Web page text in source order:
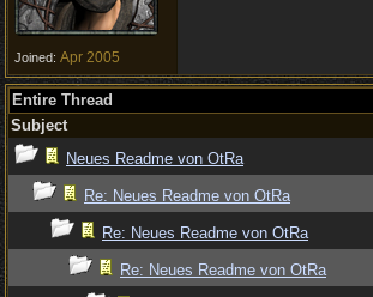
Joined: Apr 2005
Entire Thread
Subject
Neues Readme von OtRa
Re: Neues Readme von OtRa
Re: Neues Readme von OtRa
Re: Neues Readme von OtRa